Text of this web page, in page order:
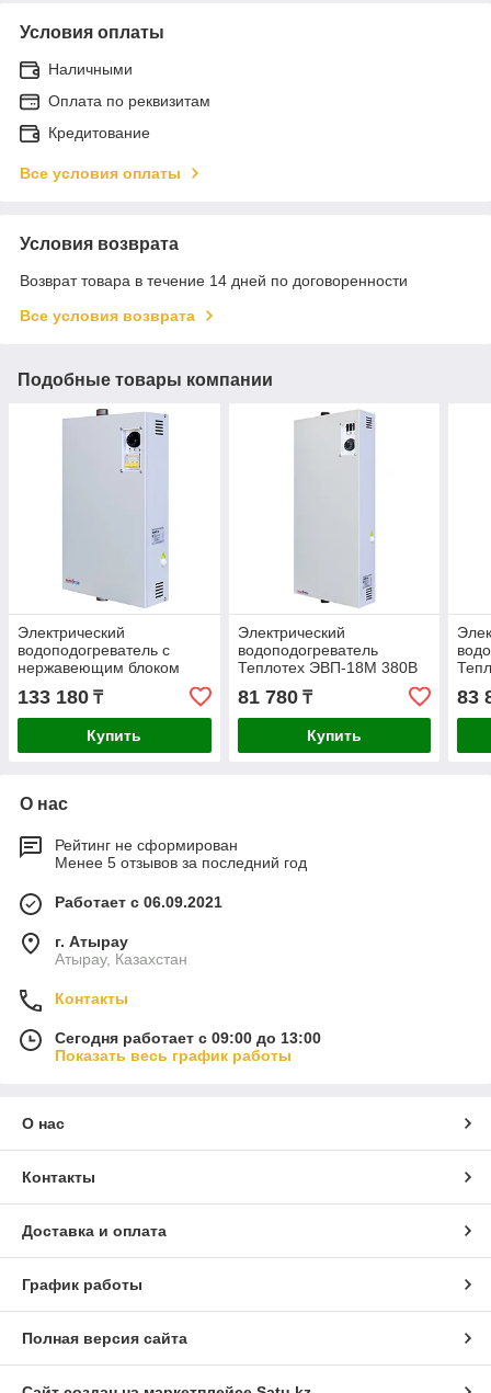
Условия оплаты
Наличными
Оплата по реквизитам
Кредитование
Все условия оплаты
Условия возврата
Возврат товара в течение 14 дней по договоренности
Все условия возврата
Подобные товары компании
Электрический
водоподогреватель с
нержавеющим блоком
нагревателей Теплотех
380В ЭВП-36Н
133 180 ₸
Купить
Электрический
водоподогреватель
Теплотех ЭВП-18М 380В
81 780₸
Купить
83
О нас
Рейтинг не сформирован
Менее 5 отзывов за последний год
Работает с 06.09.2021
г. Атырау
Атырау, Казахстан
Контакты
Сегодня работает с 09:00 до 13:00
Показать весь график работы
О нас
Контакты
Доставка и оплата
График работы
Полная версия сайта